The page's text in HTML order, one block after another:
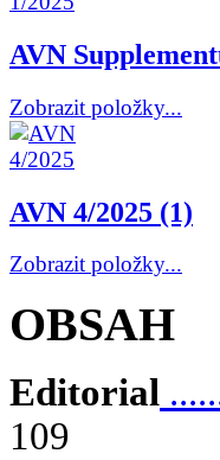
AVN
Zobrazit položky...
AVN 4/2025 (1)
Zobrazit položky...
OBSAH
Editorial
109